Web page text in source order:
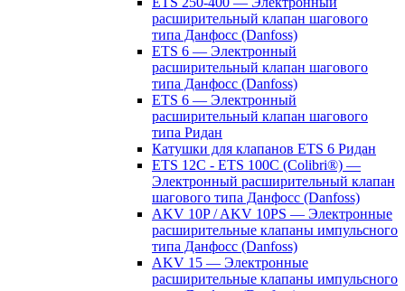
расширительный клапан шагового
типа Данфосс (Danfoss)
ETS 6 — Электронный
расширительный клапан шагового
типа Данфосс (Danfoss)
ETS 6 — Электронный
расширительный клапан шагового
типа Ридан
Катушки для клапанов ETS 6 Ридан
ETS 12C - ETS 100C (Colibri®) —
Электронный расширительный клапан
шагового типа Данфосс (Danfoss)
AKV 10P / AKV 10PS — Электронные
расширительные клапаны импульсного
типа Данфосс (Danfoss)
AKV 15 — Электронные
расширительные клапаны импульсного